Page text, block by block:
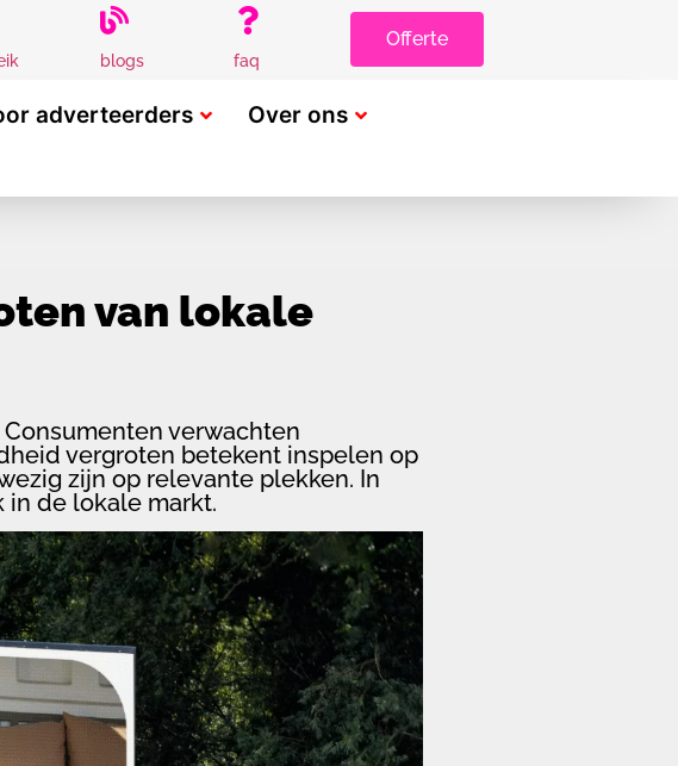
blogs faq
Offerte
adverteerders
Over ons
van lokale
Consumenten verwachten
vergroten betekent inspelen op
zijn op relevante plekken. In
in de lokale markt.